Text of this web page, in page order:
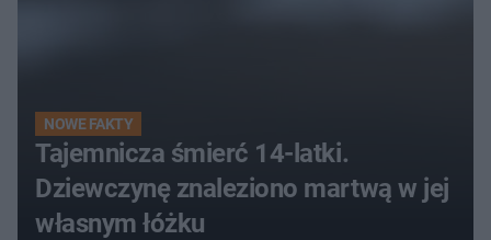
NOWE FAKTY
Tajemnicza śmierć 14-latki.
Dziewczynę znaleziono martwą w jej
własnym łóżku